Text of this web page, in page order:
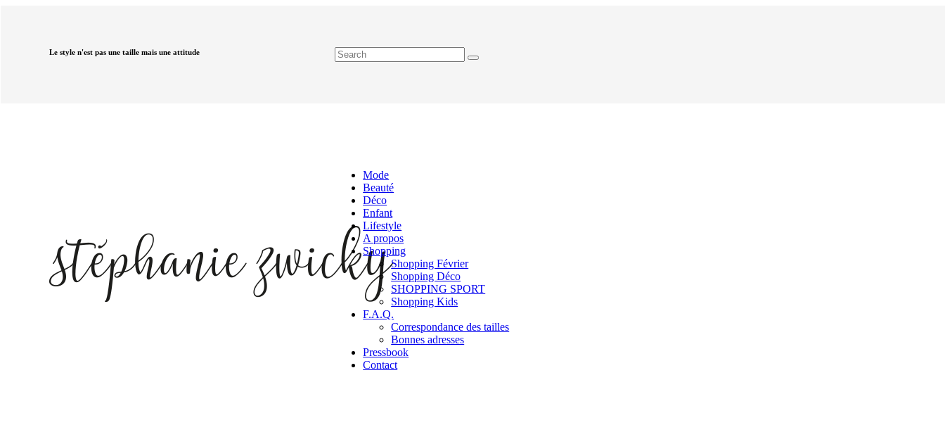
Le style n'est pas une taille mais une attitude
Mode
Beauté
Déco
Enfant
Lifestyle
A propos
Shopping
Shopping Février
Shopping Déco
SHOPPING SPORT
Shopping Kids
F.A.Q.
Correspondance des tailles
Bonnes adresses
Pressbook
Contact